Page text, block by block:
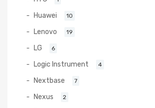
Huawei 10
Lenovo 19
LG 6
Logic Instrument 4
Nextbase 7
Nexus 2